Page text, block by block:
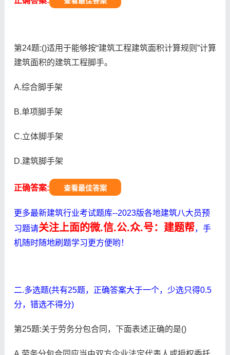
第24题:()适用于能够按“建筑工程建筑面积计算规则”计算
建筑面积的建筑工程脚手。
A.综合脚手架
B.单项脚手架
C.立体脚手架
D.建筑脚手架
正确答案: 查看最佳答案
更多最新建筑行业考试题库--2023版各地建筑八大员预
习题请关注上面的微.信.公.众.号：建题帮，手
机随时随地刷题学习更方便哟！
二.多选题(共有25题，正确答案大于一个，少选只得0.5
分，错选不得分)
第25题:关于劳务分包合同，下面表述正确的是()